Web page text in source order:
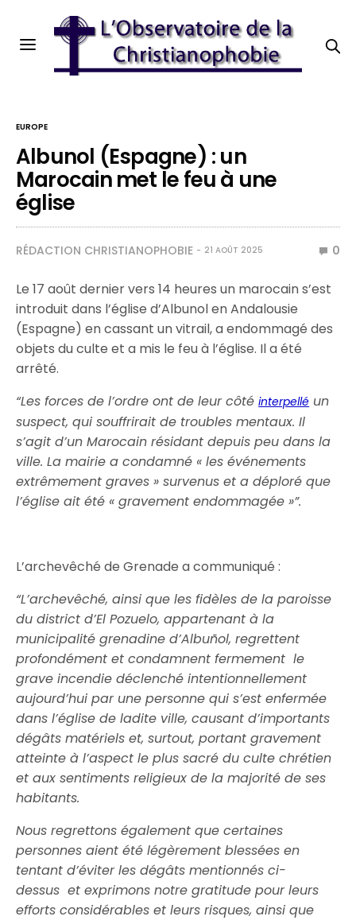
EUROPE
Albunol (Espagne) : un
Marocain met le feu à une
église
RÉDACTION CHRISTIANOPHOBIE 21 AOÛT 2025 0
Le 17 août dernier vers 14 heures un marocain s’est
introduit dans l’église d’Albunol en Andalousie
(Espagne) en cassant un vitrail, a endommagé des
objets du culte et a mis le feu à l’église. Il a été
arrêté.
“Les forces de l’ordre ont de leur côtéinterpellé un
suspect, qui souffrirait de troubles mentaux. Il
s’agit d’un Marocain résidant depuis peu dans la
ville. La mairie a condamné « les événements
extrêmement graves » survenus et a déploré que
l’église ait été « gravement endommagée »”.
L’archevêché de Grenade a communiqué :
“L’archevêché, ainsi que les fidèles de la paroisse
du district d’El Pozuelo, appartenant à la
municipalité grenadine d’Albuñol,regrettent
profondément et condamnent fermement le
grave incendie déclenché intentionnellement
aujourd’hui par une personne qui s’est enfermée
dans l’église de ladite ville, causant d’importants
dégâts matériels et, surtout, portant gravement
atteinte à l’aspect le plus sacré du culte chrétien
et aux sentiments religieux de la majorité de ses
habitants.
Nous regrettons également que certaines
personnes aient été légèrement blessées en
tentant d’éviter les dégâts mentionnés ci-
dessuset exprimons notre gratitude pour leurs
efforts considérables et leurs risques, ainsi que